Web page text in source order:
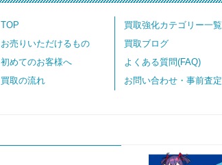
TOP
お売りいただけるもの
初めてのお客様へ
買取の流れ
買取強化カテゴリー一覧
買取ブログ
よくある質問(FAQ)
お問い合わせ・事前査定